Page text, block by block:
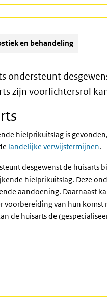
en behandeling
ondersteunt
zijn voorlichtersrol
hielprikuitslag is
landelijke verwijstermijnen.
desgewenst de huisarts
hielprikuitslag. Deze
aandoening. Daarnaast
voorbereiding van hun komst
de huisarts de